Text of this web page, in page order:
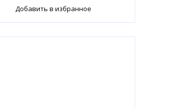
Добавить в избранное